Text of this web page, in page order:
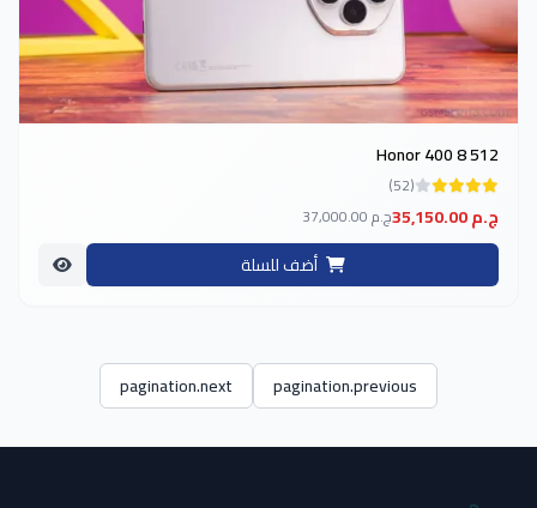
Honor 400 8 512
(52)
35,150.00 ج.م 37,000.00 ج.م
أضف للسلة
pagination.previous
pagination.next